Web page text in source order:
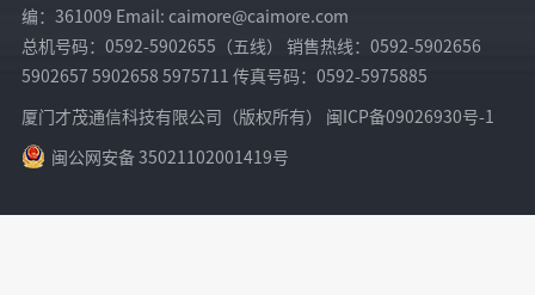
编：361009 Email: caimore@caimore.com
总机号码：0592-5902655（五线） 销售热线：0592-5902656
5902657 5902658 5975711 传真号码：0592-5975885
厦门才茂通信科技有限公司（版权所有） 闽ICP备09026930号-1
闽公网安备 35021102001419号